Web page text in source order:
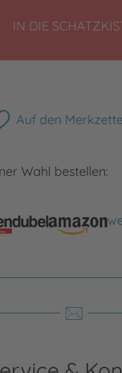
IN DIE
Auf den
Wahl bestellen: